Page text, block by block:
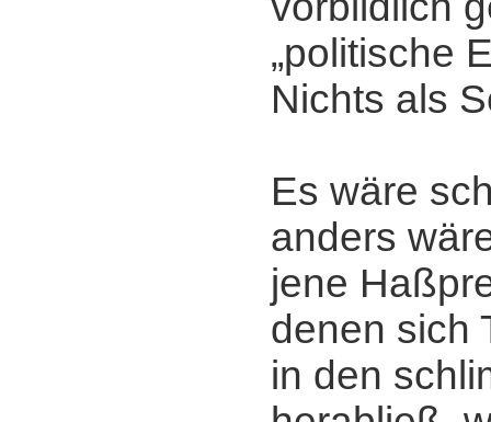
„politische
Nichts als
Es wäre
anders
jene
denen sich
in den